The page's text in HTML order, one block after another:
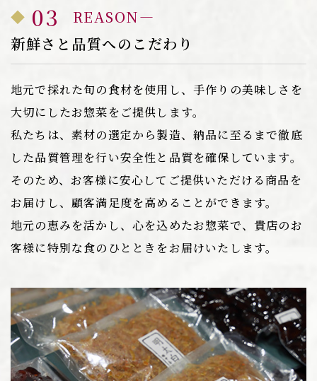
03
REASON
新鮮さと品質へのこだわり
地元で採れた旬の食材を使用し、手作りの美味しさを
大切にしたお惣菜をご提供します。
私たちは、素材の選定から製造、納品に至るまで徹底
した品質管理を行い安全性と品質を確保しています。
そのため、お客様に安心してご提供いただける商品を
お届けし、顧客満足度を高めることができます。
地元の恵みを活かし、心を込めたお惣菜で、貴店のお
客様に特別な食のひとときをお届けいたします。